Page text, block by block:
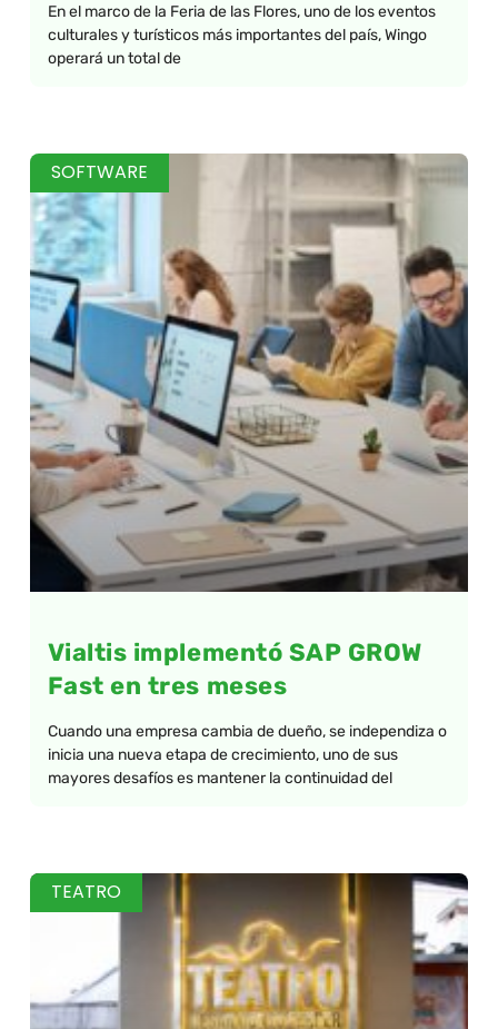
En el marco de la Feria de las Flores, uno de los eventos
culturales y turísticos más importantes del país, Wingo
operará un total de
SOFTWARE
Vialtis implementó SAP GROW
Fast en tres meses
Cuando una empresa cambia de dueño, se independiza o
inicia una nueva etapa de crecimiento, uno de sus
mayores desafíos es mantener la continuidad del
TEATRO